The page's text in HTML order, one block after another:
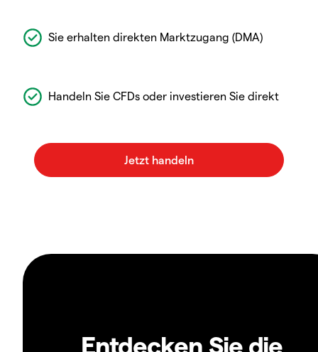
Sie erhalten direkten Marktzugang (DMA)
Handeln Sie CFDs oder investieren Sie direkt
Entdecken Sie die